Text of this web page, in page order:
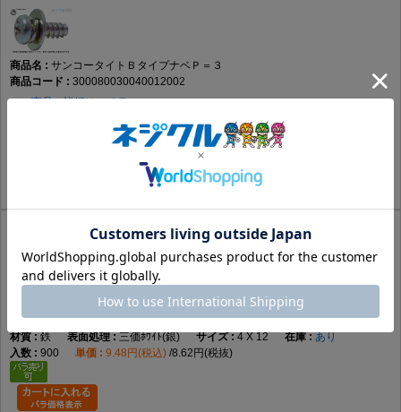
サンコータイトＢタイプナベＰ＝３
300080030040012002
この商品の詳細はコチラ
ｸﾛﾒｰﾄ(黄土) 4 X 12
8.37円(税込) 7.61円(税抜)
サンコータイトＢタイプナベＰ＝３
この商品の詳細はコチラ
鉄
三価ﾎﾜｲﾄ(銀) 4 X 12
あり
900
9.48円(税込) 8.62円(税抜)